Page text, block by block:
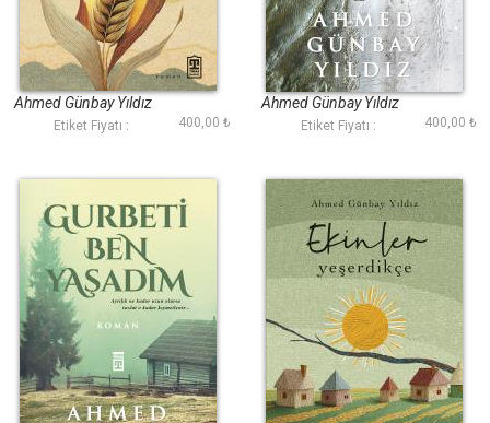
Yanık Buğdaylar
Ahmed Günbay Yıldız
Etiket Fiyatı : 400,00 ₺
Siyah Güller
Ahmed Günbay Yıldız
Etiket Fiyatı : 400,00 ₺